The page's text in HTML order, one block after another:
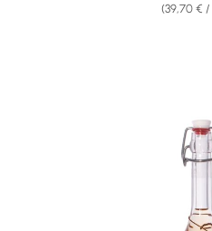
(39,70 € /